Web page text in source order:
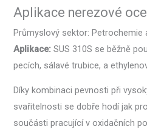
Aplikace nerezové
Průmyslový sektor: Petrochemie
Aplikace: SUS 310S se běžně
pecích, sálavé trubice, a
Díky kombinaci pevnosti při
svařitelnosti se dobře hodí jak
součásti pracující v oxidačních